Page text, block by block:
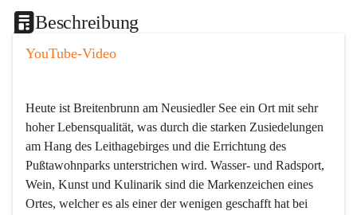
Beschreibung
YouTube-Video
Heute ist Breitenbrunn am Neusiedler See ein Ort mit sehr
hoher Lebensqualität, was durch die starken Zusiedelungen
am Hang des Leithagebirges und die Errichtung des
Pußtawohnparks unterstrichen wird. Wasser- und Radsport,
Wein, Kunst und Kulinarik sind die Markenzeichen eines
Ortes, welcher es als einer der wenigen geschafft hat bei